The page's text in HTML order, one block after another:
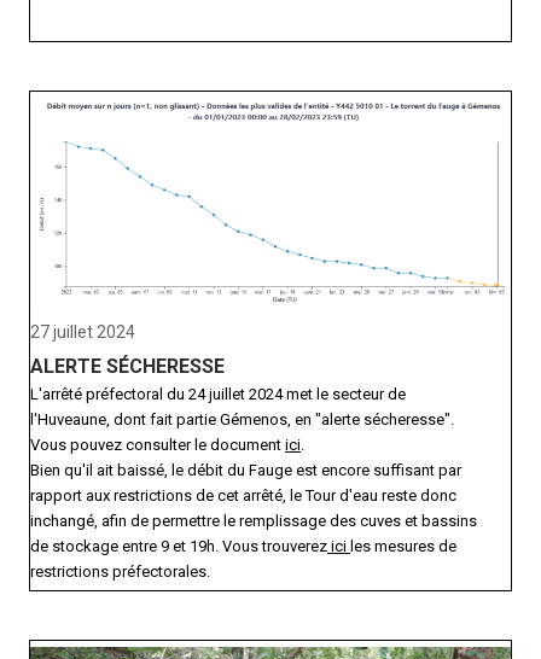
27 juillet 2024
ALERTE SÉCHERESSE
L'arrêté préfectoral du 24 juillet 2024 met le secteur de
l'Huveaune, dont fait partie Gémenos, en "alerte sécheresse".
Vous pouvez consulter le document ici
Bien qu'il ait baissé, le débit du Fauge est encore suffisant par
rapport aux restrictions de cet arrêté, le Tour d'eau reste donc
inchangé, afin de permettre le remplissage des cuves et bassins
de stockage entre 9 et 19h. Vous trouverez ici les mesures de
restrictions préfectorales.